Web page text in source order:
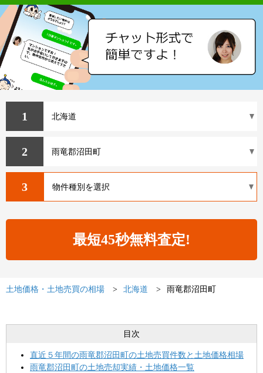
1
2
3
土地価格・土地売買の相場 北海道 雨竜郡沼田町
目次
直近５年間の雨竜郡沼田町の土地売買件数と土地価格相場
雨竜郡沼田町の土地売却実績・土地価格一覧